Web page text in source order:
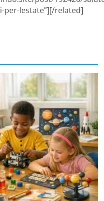
per-lestate”][/related]